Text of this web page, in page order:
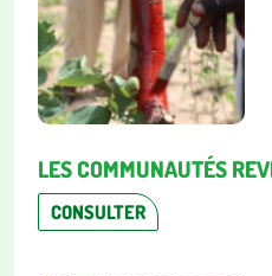
LES COMMUNAUTÉS
CONSULTER